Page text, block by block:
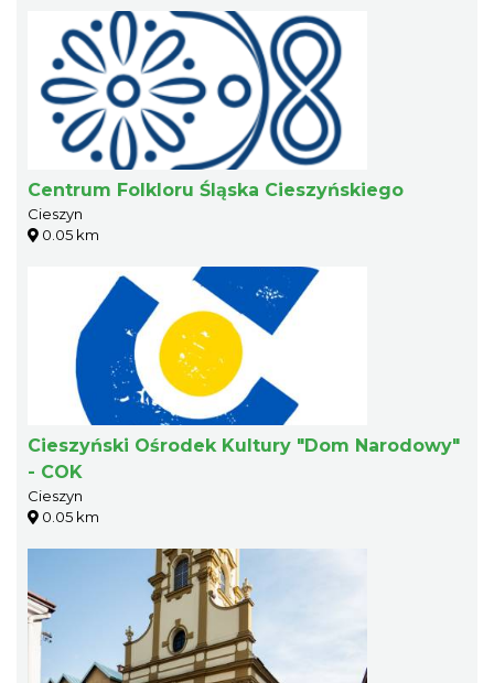
Centrum Folkloru Śląska Cieszyńskiego
Cieszyn
0.05 km
Cieszyński Ośrodek Kultury "Dom Narodowy"
- COK
Cieszyn
0.05 km